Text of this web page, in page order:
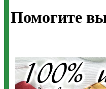
Помогите